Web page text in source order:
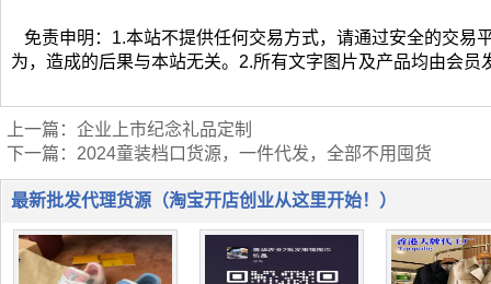
免责申明：1.本站不提供任何交易方式，请通过安全的交易
为，造成的后果与本站无关。2.所有文字图片及产品均由会
上一篇： 企业上市纪念礼品定制
下一篇： 2024童装档口货源，一件代发，全部不用囤货
最新批发代理货源（淘宝开店创业从这里开始！）